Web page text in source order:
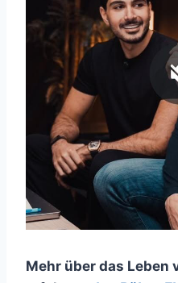
Mehr über das Leben